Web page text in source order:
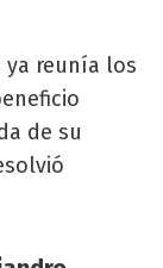
ya reunía los
de su